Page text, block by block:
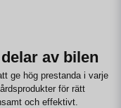
av bilen
ge hög prestanda i varje
för rätt
och effektivt.